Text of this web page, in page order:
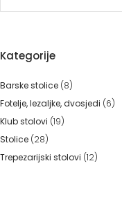
Kategorije
Barske stolice (8)
Fotelje, lezaljke, dvosjedi (6)
Klub stolovi (19)
Stolice (28)
Trepezarijski stolovi (12)